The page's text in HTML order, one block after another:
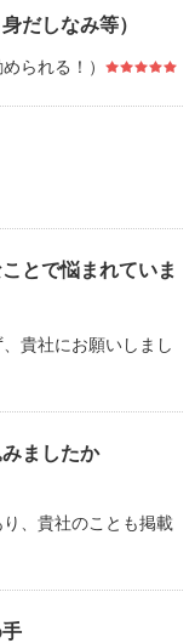
だしなみ等）
られる！）
とで悩まれていま
貴社にお願いしまし
ましたか
、貴社のことも掲載